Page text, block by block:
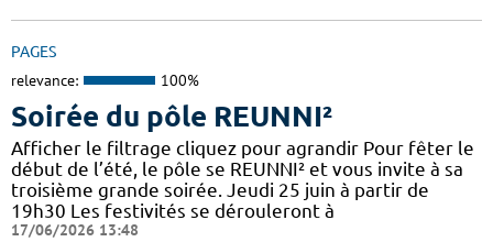
PAGES
relevance: 100%
Soirée du pôle REUNNI²
Afficher le filtrage cliquez pour agrandir Pour fêter le
début de l’été, le pôle se REUNNI² et vous invite à sa
troisième grande soirée. Jeudi 25 juin à partir de
19h30 Les festivités se dérouleront à
17/06/2026 13:48